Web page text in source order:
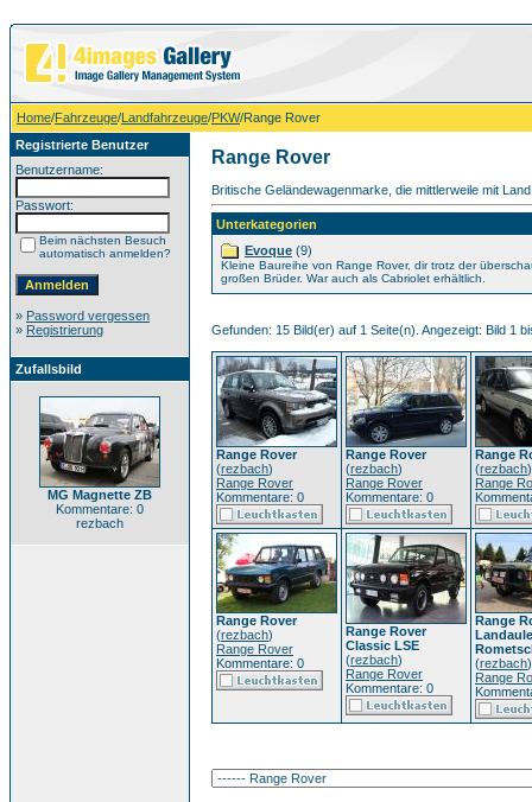
Home/Fahrzeuge/Landfahrzeuge/PKW/Range Rover
Registrierte Benutzer
Benutzername:
Passwort:
Beim nächsten Besuch
automatisch anmelden?
» Password vergessen
» Registrierung
Zufallsbild
MG Magnette ZB
Kommentare: 0
rezbach
Range Rover
Britische Geländewagenmarke, die mittlerweile mit
Unterkategorien
Evoque (9)
Kleine Baureihe von Range Rover, dir trotz der
großen Brüder. War auch als Cabriolet erhältlich.
Gefunden: 15 Bild(er) auf 1 Seite(n). Angezeigt: Bild 1
Range Rover
(rezbach)
Range Rover
Kommentare: 0
Range Rover
(rezbach)
Range Rover
Kommentare: 0
Range
(rezbach)
Range
Range Rover
(rezbach)
Range Rover
Kommentare: 0
Range Rover
Classic LSE
(rezbach)
Range Rover
Kommentare: 0
Range
(rezbach)
Range